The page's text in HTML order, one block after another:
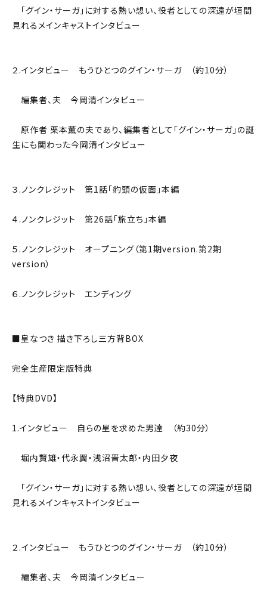
「グイン・サーガ」に対する熱い想い、役者としての深遠が垣間
見れるメインキャストインタビュー
２.インタビュー もうひとつのグイン・サーガ （約10分）
編集者、夫 今岡清インタビュー
原作者 栗本薫の夫であり、編集者として「グイン・サーガ」の誕
生にも関わった今岡清インタビュー
３.ノンクレジット 第1話「豹頭の仮面」本編
４.ノンクレジット 第26話「旅立ち」本編
５.ノンクレジット オープニング（第1期version.第2期
version）
６.ノンクレジット エンディング
■皇なつき 描き下ろし三方背BOX
完全生産限定版特典
【特典DVD】
1.インタビュー 自らの星を求めた男達 （約30分）
堀内賢雄・代永翼・浅沼晋太郎・内田夕夜
「グイン・サーガ」に対する熱い想い、役者としての深遠が垣間
見れるメインキャストインタビュー
２.インタビュー もうひとつのグイン・サーガ （約10分）
編集者、夫 今岡清インタビュー